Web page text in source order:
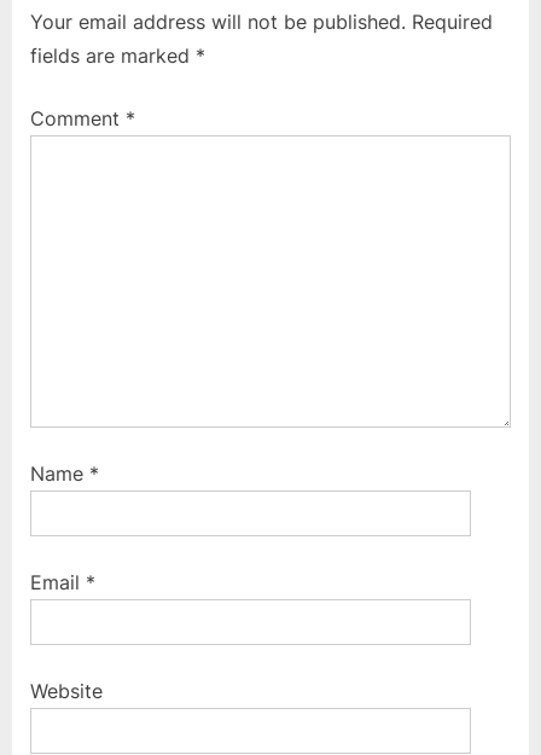
o
u
P
P
o
t
Your email address will not be published. Required
fields are marked *
Comment *
Name *
Email *
Website